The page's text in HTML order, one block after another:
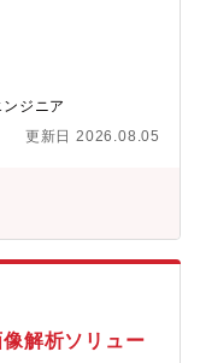
アントへの説明や
場合) 残業10時間程
食（社員食堂）
クライアントの
ン事業を立ち上げ
なる技術職を募集
同一部署には営業
ージング設計・最適
C++による既存ラ
証・運用テスト【魅
することで、クライ
がないと業務が回
を感じます。?新しい
てみるときや、初
でなく、検査装置な
わく感を味わうこ
難しい画像解析で
ジニア
更新日 2026.08.05
解析ソリュー